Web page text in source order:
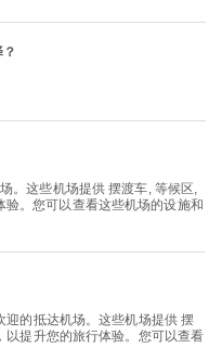
。这些机场提供 摆渡车, 等候区,
。您可以查看这些机场的设施和
迎的抵达机场。这些机场提供 摆
以提升您的旅行体验。您可以查看